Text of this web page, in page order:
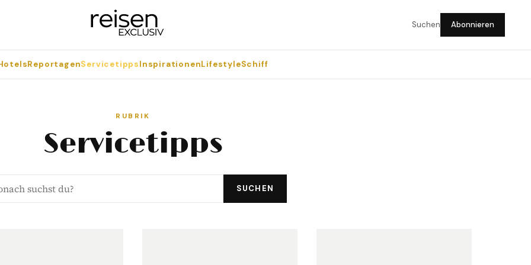
Suchen Abonnieren
ReportagenServicetippsInspirationenLifestyleSchiff
RUBRIK
Servicetipps
SUCHEN